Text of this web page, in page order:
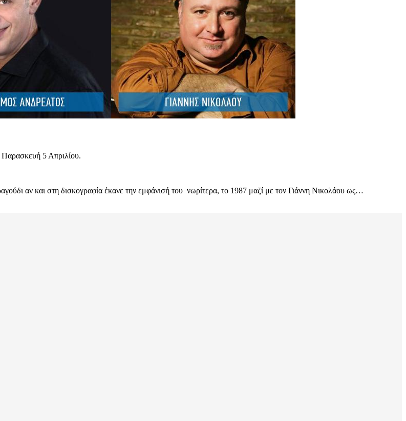
Παρασκευή 5 Απριλίου.
αν και στη δισκογραφία έκανε την εμφάνισή του νωρίτερα, το 1987 μαζί με τον Γιάννη Νικολάου ως…